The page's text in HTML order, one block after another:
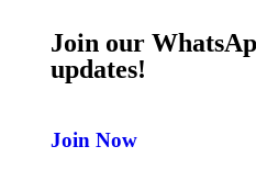
Join our
updates!
Join Now